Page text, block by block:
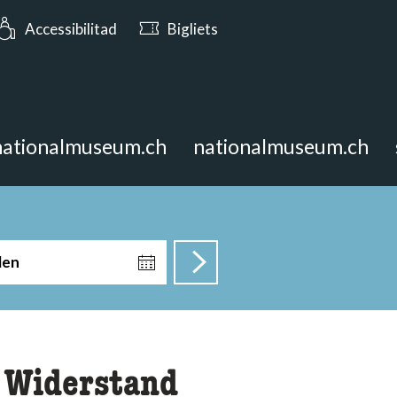
Avert oz fin las 17:00
Accessibilitad Bigliets
nationalmuseum.ch